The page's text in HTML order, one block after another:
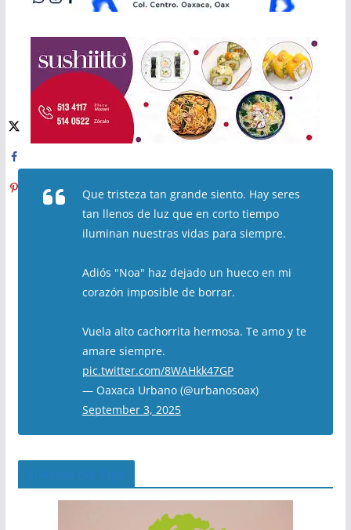
Que tristeza tan grande siento. Hay seres
tan llenos de luz que en corto tiempo
iluminan nuestras vidas para siempre.
Adiós "Noa" haz dejado un hueco en mi
corazón imposible de borrar.
Vuela alto cachorrita hermosa. Te amo y te
amare siempre.
pic.twitter.com/8WAHkk47GP
— Oaxaca Urbano (@urbanosoax)
September 3, 2025